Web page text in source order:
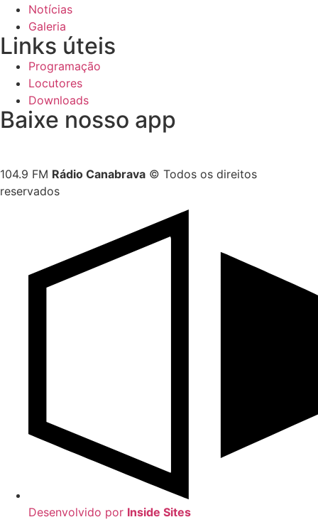
Notícias
Galeria
Links úteis
Programação
Locutores
Downloads
Baixe nosso app
104.9 FM Rádio Canabrava © Todos os direitos
reservados
Desenvolvido por Inside Sites